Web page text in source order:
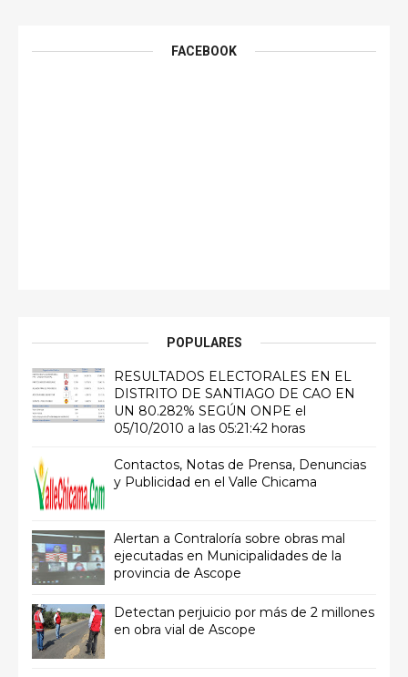
FACEBOOK
POPULARES
RESULTADOS ELECTORALES EN EL
DISTRITO DE SANTIAGO DE CAO EN
UN 80.282% SEGÚN ONPE el
05/10/2010 a las 05:21:42 horas
Contactos, Notas de Prensa, Denuncias
y Publicidad en el Valle Chicama
Alertan a Contraloría sobre obras mal
ejecutadas en Municipalidades de la
provincia de Ascope
Detectan perjuicio por más de 2 millones
en obra vial de Ascope